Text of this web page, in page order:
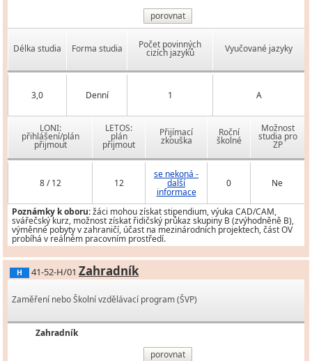
porovnat
Délka studia Forma studia Počet povinných
cizích jazyků Vyučované jazyky
3,0 Denní 1 A
LONI:
přihlášení/plán
přijmout
LETOS:
plán
přijmout
Přijímací
zkouška
Roční
školné
Možnost
studia pro
ZP
8 / 12 12
se nekoná -
další
informace
0 Ne
Poznámky k oboru:žáci mohou získat stipendium, výuka CAD/CAM,
svářečský kurz, možnost získat řidičský průkaz skupiny B (zvýhodněně B),
výměnné pobyty v zahraničí, účast na mezinárodních projektech, část OV
probíhá v reálném pracovním prostředí.
H 41-52-H/01 Zahradník
Zaměření nebo Školní vzdělávací program (ŠVP)
Zahradník
porovnat